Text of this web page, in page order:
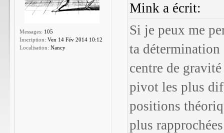
Messages: 105
Inscription: Ven 14 Fév 2014 10:12
Localisation: Nancy
Mink a écrit:
Si je peux me
ta
centre de
pivot les plus
positions
plus